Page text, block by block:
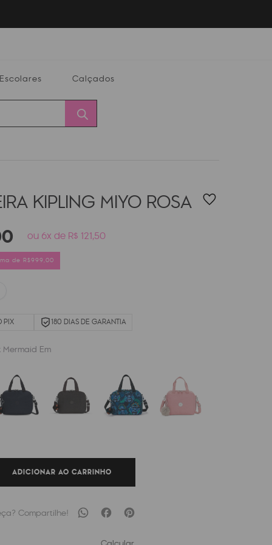
Escolares Calçados
KIPLING MIYO ROSA
ou 6x de R$ 121,50
de R$999,00
PIX 180 DIAS DE GARANTIA
Mermaid Em
ADICIONAR AO CARRINHO